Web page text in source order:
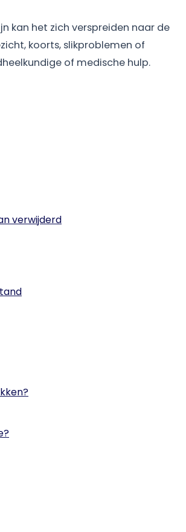
kan het zich verspreiden naar de
koorts, slikproblemen of
of medische hulp.
verwijderd